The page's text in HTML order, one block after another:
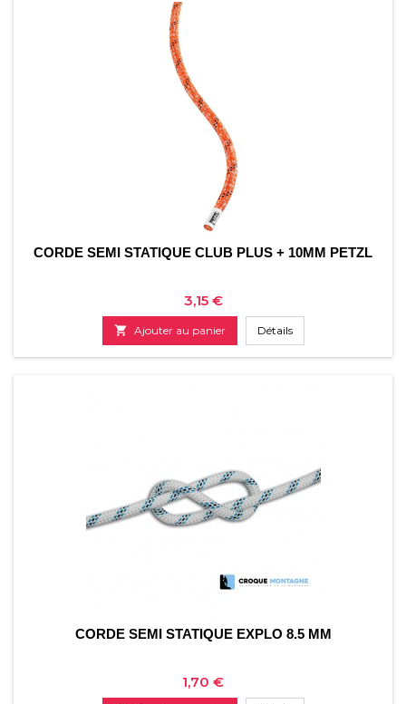
CORDE SEMI STATIQUE CLUB PLUS + 10MM PETZL
Prix
3,15 €
 Ajouter au panier Détails
CORDE SEMI STATIQUE EXPLO 8.5 MM
Prix
1,70 €